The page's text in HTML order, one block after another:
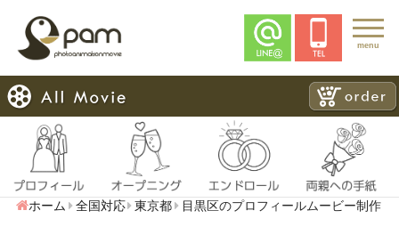
menu
ホーム 全国対応 東京都 目黒区のプロフィールムービー制作